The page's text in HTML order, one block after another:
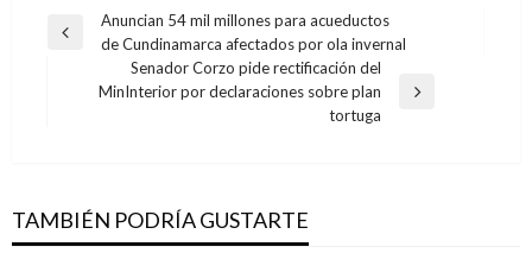
Navegación
entradas
Entrada
Anuncian 54 mil millones para acueductos
de Cundinamarca afectados por ola invernal
Entrada
Senador Corzo pide rectificación del
MinInterior por declaraciones sobre plan
tortuga
TAMBIÉN PODRÍA GUSTARTE